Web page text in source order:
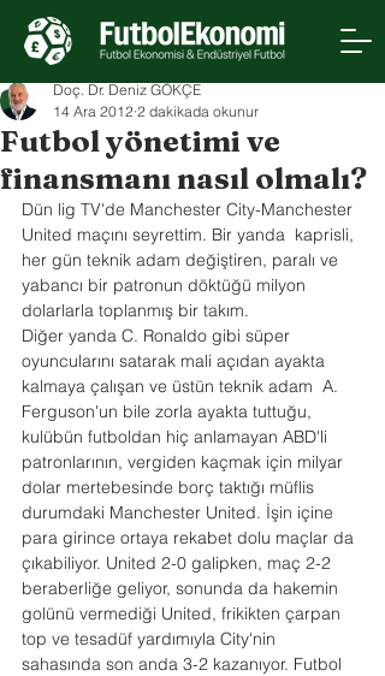
Futbol yönetimi ve
finansmanı nasıl olmalı?
Doç. Dr. Deniz GÖKÇE
14 Ara 2012 2 dakikada okunur
Dün lig TV'de Manchester City-Manchester
United maçını seyrettim. Bir yanda  kaprisli,
her gün teknik adam değiştiren, paralı ve
yabancı bir patronun döktüğü milyon
dolarlarla toplanmış bir takım.
Diğer yanda C. Ronaldo gibi süper
oyuncularını satarak mali açıdan ayakta
kalmaya çalışan ve üstün teknik adam  A.
Ferguson'un bile zorla ayakta tuttuğu,
kulübün futboldan hiç anlamayan ABD'li
patronlarının, vergiden kaçmak için milyar
dolar mertebesinde borç taktığı müflis
durumdaki Manchester United. İşin içine
para girince ortaya rekabet dolu maçlar da
çıkabiliyor. United 2-0 galipken, maç 2-2
beraberliğe geliyor, sonunda da hakemin
golünü vermediği United, frikikten çarpan
top ve tesadüf yardımıyla City'nin
sahasında son anda 3-2 kazanıyor. Futbol